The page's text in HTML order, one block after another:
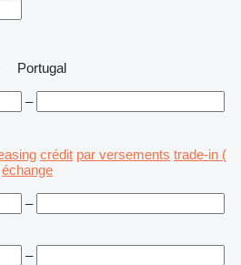
Portugal
–
crédit par versements trade-in (
échange
–
–